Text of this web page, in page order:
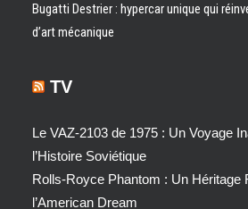
Bugatti Destrier : hypercar unique qui
d’art mécanique
TV
Le VAZ-2103 de 1975 : Un Voyage
l’Histoire Soviétique
Rolls-Royce Phantom : Un
l’American Dream